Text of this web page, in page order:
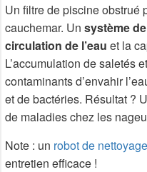
Un filtre de piscine obstrué
cauchemar. Un système
circulation de l’eau et la
L’accumulation de saletés
contaminants d’envahir
et de bactéries. Résultat ?
de maladies chez les
Note : un robot de
entretien efficace !